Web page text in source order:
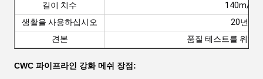
길이 치수
140m/
생활을 사용하십시오
20년 이
견본
품질 테스트를 위해
CWC 파이프라인 강화 메쉬 장점: